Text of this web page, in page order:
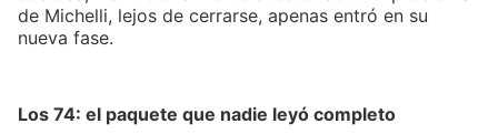
de Michelli, lejos de cerrarse, apenas entró en su
nueva fase.
Los 74: el paquete que nadie leyó completo